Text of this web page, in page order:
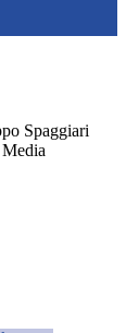
Spaggiari